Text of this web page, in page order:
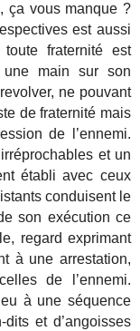
ça vous manque ?
est aussi
fraternité est
une main sur son
ne pouvant
de fraternité mais
de l’ennemi.
et un
établi avec ceux
conduisent le
son exécution ce
regard exprimant
à une arrestation,
de l’ennemi.
à une séquence
et d’angoisses